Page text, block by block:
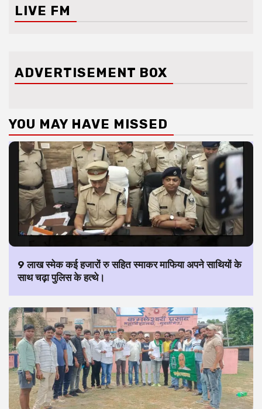
LIVE FM
ADVERTISEMENT BOX
YOU MAY HAVE MISSED
9 लाख स्मेक कई हजारों रु सहित स्माकर माफिया अपने साथियों के
साथ चढ़ा पुलिस के हत्थे।